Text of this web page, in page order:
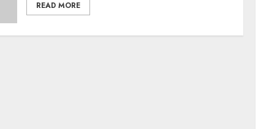
READ MORE